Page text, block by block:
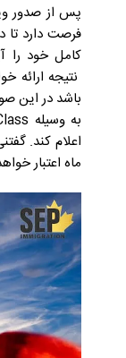
فرصت دارد تا
نتیجه‌ ارائه
باشد در این
ماه اعتبار